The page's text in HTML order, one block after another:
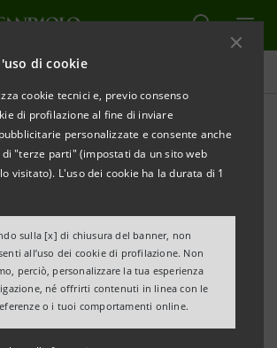
di cookie
cookie tecnici e, previo consenso
di profilazione al fine di inviare
personalizzate e consente anche
"terze parti" (impostati da un sito web
visitato). L'uso dei cookie ha la durata di 1
sulla [x] di chiusura del banner, non
all’uso dei cookie di profilazione. Non
perciò, personalizzare la tua esperienza
né offrirti contenuti in linea con le
o i tuoi comportamenti online.
per conto di Burlington Loan
Pirelli & C. S.p.A., Intesa Sanpaolo
COMUNICATO STAMPA
dell’art. 114 D.Lgs. 58/1998)